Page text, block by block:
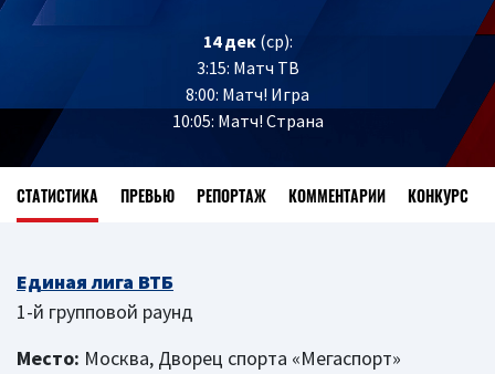
14 дек(ср):
3:15: Матч ТВ
8:00: Матч! Игра
10:05: Матч! Страна
СТАТИСТИКА ПРЕВЬЮ РЕПОРТАЖ КОММЕНТАРИИ КОНКУРС
Единая лига ВТБ
1-й групповой раунд
Место: Москва, Дворец спорта «Мегаспорт»